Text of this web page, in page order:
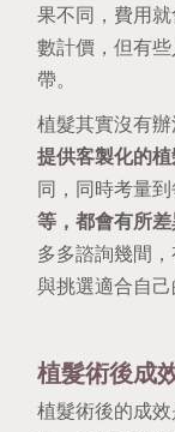
果不同，費用
數計價，但有
帶。
植髮其實沒有
提供客製化的
同，同時考量
等，都會有所差
多多諮詢幾間
與挑選適合自己
植髮術後成
植髮術後的成